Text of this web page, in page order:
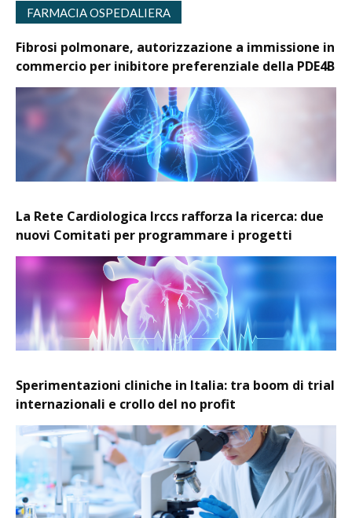
FARMACIA OSPEDALIERA
Fibrosi polmonare, autorizzazione a immissione in
commercio per inibitore preferenziale della PDE4B
La Rete Cardiologica Irccs rafforza la ricerca: due
nuovi Comitati per programmare i progetti
Sperimentazioni cliniche in Italia: tra boom di trial
internazionali e crollo del no profit